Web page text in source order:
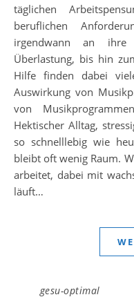
täglichen
beruflichen
irgendwann an ihre
Überlastung, bis hin
Hilfe finden dabei
Auswirkung von
von
Hektischer Alltag,
so schnelllebig wie
bleibt oft wenig Raum.
arbeitet, dabei mit
läuft…
gesu-optimal